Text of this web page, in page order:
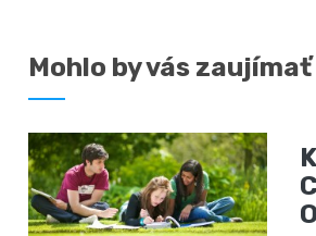
Mohlo by vás zaujímať